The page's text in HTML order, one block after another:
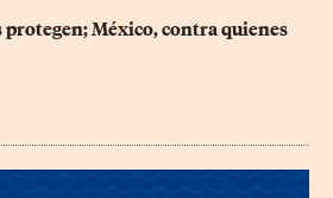
protegen; México, contra quienes